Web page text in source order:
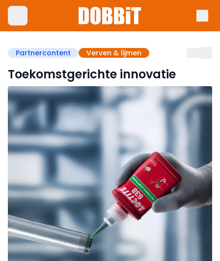
Partnercontent Verven & lijmen
Toekomstgerichte innovatie